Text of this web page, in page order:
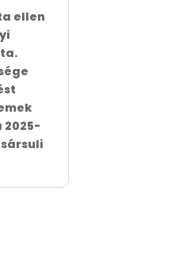
ellen
2025-